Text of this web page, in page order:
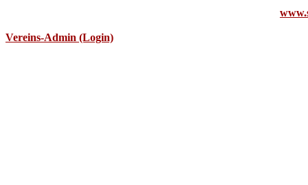
Vereins-Admin (Login)